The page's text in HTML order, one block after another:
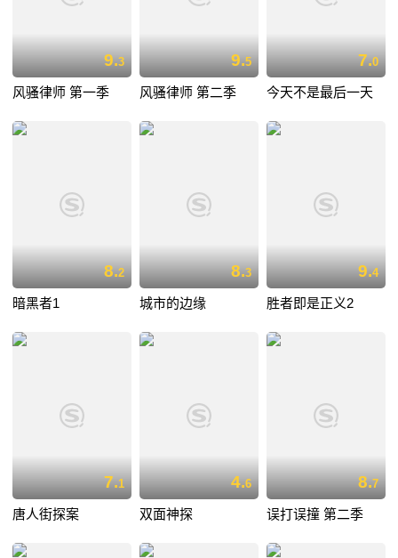
9.3
风骚律师 第一季
9.5
风骚律师 第二季
7.0
今天不是最后一天
8.2
暗黑者1
8.3
城市的边缘
9.4
胜者即是正义2
7.1
唐人街探案
4.6
双面神探
8.7
误打误撞 第二季